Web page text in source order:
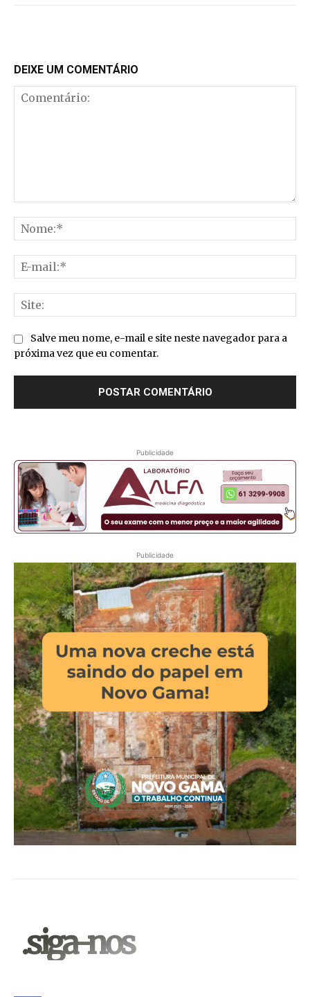
DEIXE UM COMENTÁRIO
Salve meu nome, e-mail e site neste navegador para a
próxima vez que eu comentar.
Publicidade
Publicidade
.siga-nos